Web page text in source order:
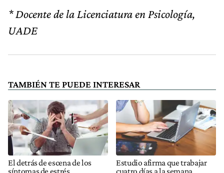
* Docente de la Licenciatura en Psicología,
UADE
TAMBIÉN TE PUEDE INTERESAR
El detrás de escena de los
síntomas de estrés
Estudio afirma que trabajar
cuatro días a la semana